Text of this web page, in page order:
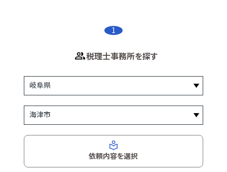
1
税理士事務所を探す
依頼内容を選択